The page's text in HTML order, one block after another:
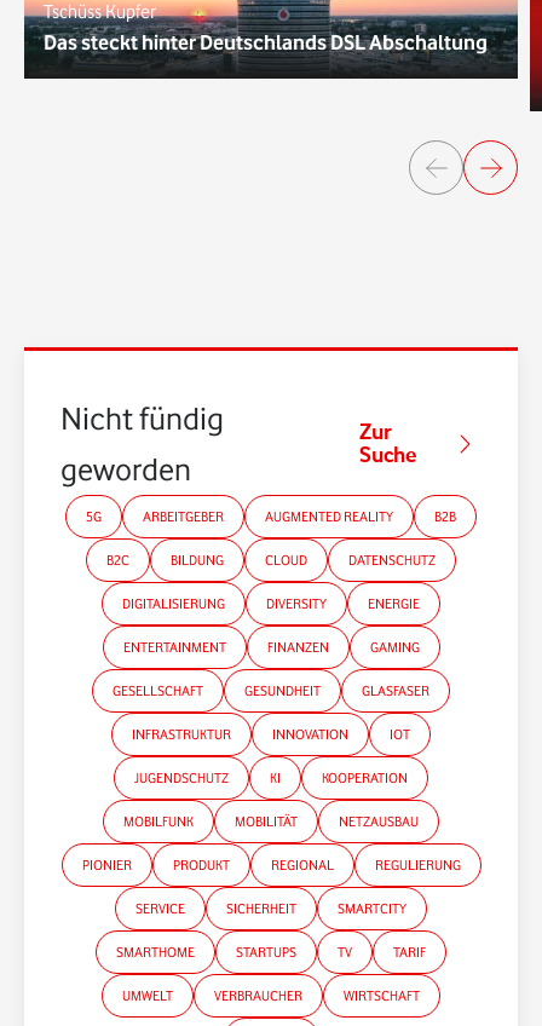
*Gender-Hinweis
Tschüss Kupfer
Das steckt hinter Deutschlands DSL Abschaltung
Nicht fündig
geworden?
Zur
Suche
5G ARBEITGEBER AUGMENTED REALITY B2B
B2C BILDUNG CLOUD DATENSCHUTZ
DIGITALISIERUNG DIVERSITY ENERGIE
ENTERTAINMENT FINANZEN GAMING
GESELLSCHAFT GESUNDHEIT GLASFASER
INFRASTRUKTUR INNOVATION IOT
JUGENDSCHUTZ KI KOOPERATION
MOBILFUNK MOBILITÄT NETZAUSBAU
PIONIER PRODUKT REGIONAL REGULIERUNG
SERVICE SICHERHEIT SMARTCITY
SMARTHOME STARTUPS TV TARIF
UMWELT VERBRAUCHER WIRTSCHAFT